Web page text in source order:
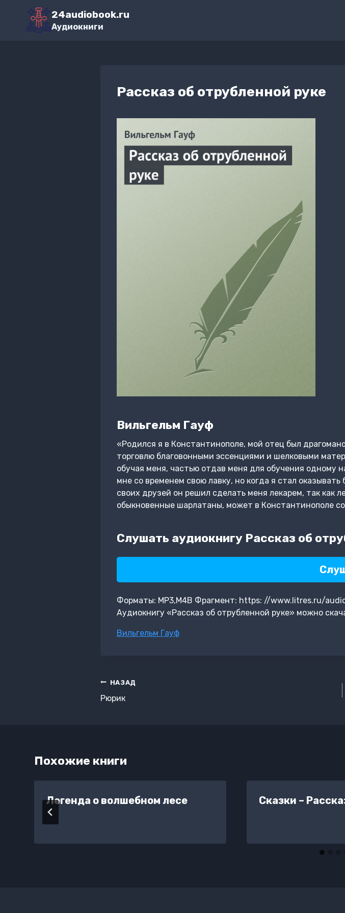
Перейти
содержимому
24audiobook.ru
Аудиокниги
Рассказ об отрубленной руке
Вильгельм Гауф
«Родился я в Константинополе, мой отец был
торговлю благовонными эссенциями и шелковыми
обучая меня, частью отдав меня для обучения одному
мне со временем свою лавку, но когда я стал
своих друзей он решил сделать меня лекарем, так как
обыкновенные шарлатаны, может в Константинополе
Слушать аудиокнигу Рассказ об
Форматы: MP3,M4B Фрагмент: https: //www.litres.ru/
Аудиокнигу «Рассказ об отрубленной руке» можно
Метки
Вильгельм Гауф
Навигация
по
НАЗАД
Рюрик
Похожие книги
Легенда о волшебном лесе Сказки –